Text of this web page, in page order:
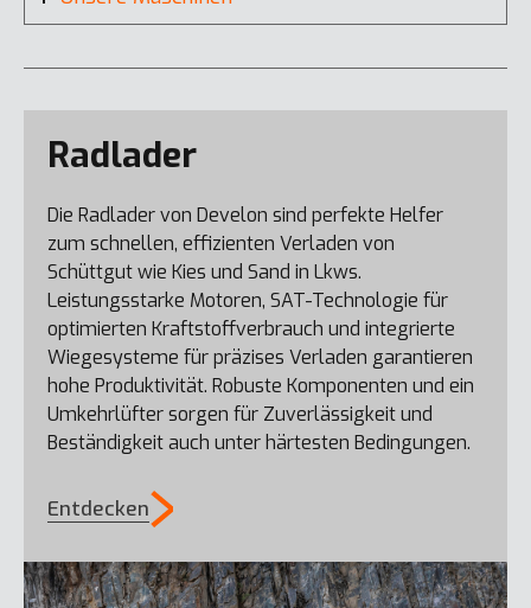
DX230LC-9
Radlader
Die Radlader von Develon sind perfekte Helfer
zum schnellen, effizienten Verladen von
Schüttgut wie Kies und Sand in Lkws.
Leistungsstarke Motoren, SAT-Technologie für
optimierten Kraftstoffverbrauch und integrierte
Wiegesysteme für präzises Verladen garantieren
hohe Produktivität. Robuste Komponenten und ein
Umkehrlüfter sorgen für Zuverlässigkeit und
Beständigkeit auch unter härtesten Bedingungen.
Entdecken